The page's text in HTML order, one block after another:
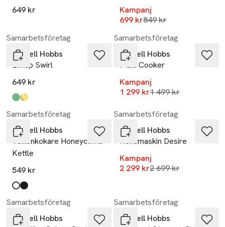
649 kr
Kampanj
699 krLägsta pris 30 dagar
849 kr
Samarbetsföretag
Russell Hobbs
Elvisp Swirl
649 kr
Produkten finns i färgerna:
turquoise
smoky quartz
Samarbetsföretag
Russell Hobbs
Multi Cooker
Kampanj
1 299 krLägsta pris 30 dagar
1 499 kr
Samarbetsföretag
Russell Hobbs
Vattenkokare Honeycomb
Kettle
549 kr
Produkten finns i färgerna:
white
black
Samarbetsföretag
Russell Hobbs
Köksmaskin Desire
Kampanj
2 299 krLägsta pris 30 dagar
2 699 kr
Samarbetsföretag
Russell Hobbs
Samarbetsföretag
Russell Hobbs